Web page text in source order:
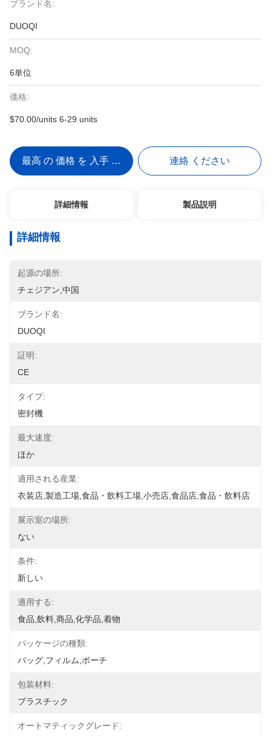
ブランド名:
DUOQI
MOQ:
6単位
価格:
$70.00/units 6-29 units
最高 の 価格 を 入手 する 連絡 ください
詳細情報 製品説明
詳細情報
起源の場所:
チェジアン,中国
ブランド名:
DUOQI
証明:
CE
タイプ:
密封機
最大速度:
ほか
適用される産業:
衣装店,製造工場,食品・飲料工場,小売店,食品店,食品・飲料店
展示室の場所:
ない
条件:
新しい
適用する:
食品,飲料,商品,化学品,着物
パッケージの種類:
バッグ,フィルム,ポーチ
包装材料:
プラスチック
オートマティックグレード: